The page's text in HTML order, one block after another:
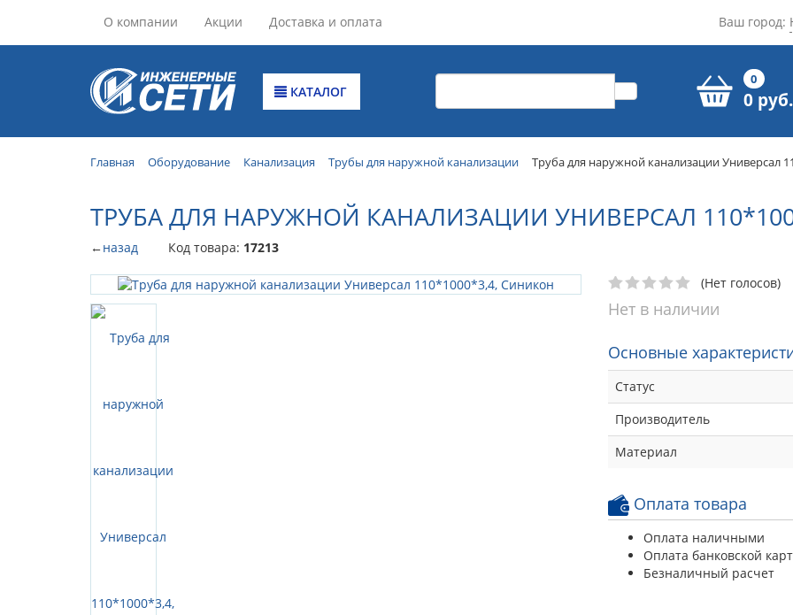
О компании Акции Доставка и оплата Ваш город:
КАТАЛОГ
0
0 руб.
Главная Оборудование Канализация Трубы для наружной канализации Труба для наружной канализации Универсал
ТРУБА ДЛЯ НАРУЖНОЙ КАНАЛИЗАЦИИ УНИВЕРСАЛ
←назад Код товара: 17213
(Нет голосов)
Нет в наличии
Основные
Статус
Производитель
Материал
Оплата товара
Оплата наличными
Оплата банковской
Безналичный расчет